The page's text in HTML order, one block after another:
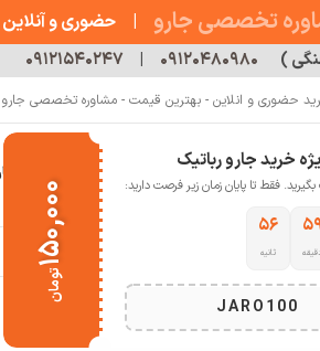
خرید جارو رباتیک
فقط تا پایان زمان زیر فرصت دارید:
۵۵
ثانیه
JARO100
۱۵۰,۰۰۰
تومان
حضوری و انلاین - بهترین قیمت - مشاوره تخصصی جارو
خانه جارو رباتیک
انتخاب دسته بندی
جارو رباتیک شیائومی جارو رباتیک شیائومی S20 Plus
تخصصی جارو | حضوری و آنلاین
) ۰۹۱۲۰۴۸۰۹۸۰ | ۰۹۱۲۱۵۴۰۲۴۷